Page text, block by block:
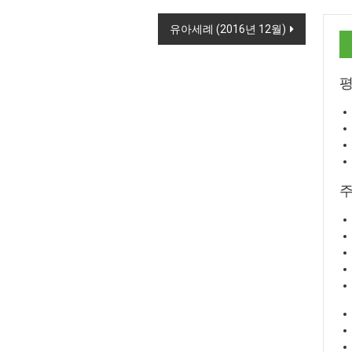
유아세례 (2016년 12월)